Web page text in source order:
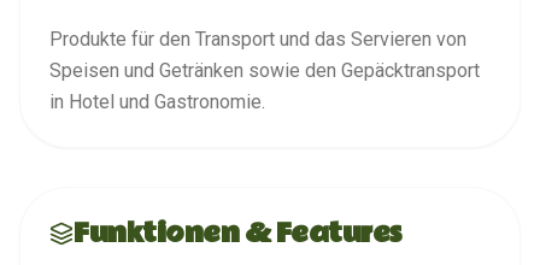
Produkte für den Transport und das Servieren von
Speisen und Getränken sowie den Gepäcktransport
in Hotel und Gastronomie.
Funktionen & Features